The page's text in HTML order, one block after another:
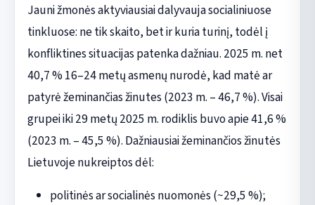
Jauni žmonės aktyviausiai dalyvauja socialiniuose
tinkluose: ne tik skaito, bet ir kuria turinį, todėl į
konfliktines situacijas patenka dažniau. 2025 m. net
40,7 % 16–24 metų asmenų nurodė, kad matė ar
patyrė žeminančias žinutes (2023 m. – 46,7 %). Visai
grupei iki 29 metų 2025 m. rodiklis buvo apie 41,6 %
(2023 m. – 45,5 %). Dažniausiai žeminančios žinutės
Lietuvoje nukreiptos dėl:
politinės ar socialinės nuomonės (~29,5 %);